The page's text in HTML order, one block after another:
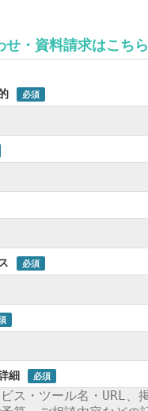
せ・資料請求はこちら
細